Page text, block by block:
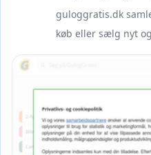
guloggratis.dk
køb eller sælg nyt